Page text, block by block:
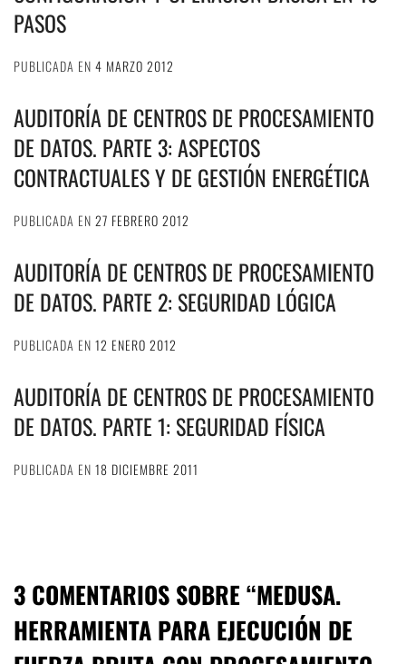
PASOS
PUBLICADA EN 4 MARZO 2012
AUDITORÍA DE CENTROS DE PROCESAMIENTO
DE DATOS. PARTE 3: ASPECTOS
CONTRACTUALES Y DE GESTIÓN ENERGÉTICA
PUBLICADA EN 27 FEBRERO 2012
AUDITORÍA DE CENTROS DE PROCESAMIENTO
DE DATOS. PARTE 2: SEGURIDAD LÓGICA
PUBLICADA EN 12 ENERO 2012
AUDITORÍA DE CENTROS DE PROCESAMIENTO
DE DATOS. PARTE 1: SEGURIDAD FÍSICA
PUBLICADA EN 18 DICIEMBRE 2011
3 COMENTARIOS SOBRE “MEDUSA.
HERRAMIENTA PARA EJECUCIÓN DE